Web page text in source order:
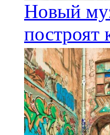
Новый
построят